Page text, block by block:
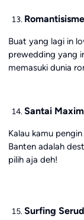
Buat yang lagi in
prewedding yang
memasuki dunia
Santai
Kalau kamu
Banten adalah
pilih aja deh!
Surfing